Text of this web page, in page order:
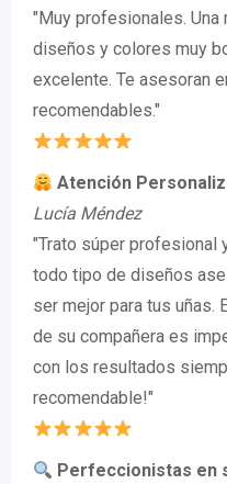
"Muy profesionales. Una
diseños y colores muy
excelente. Te asesoran
recomendables."
Atención
Lucía Méndez
"Trato súper profesional
todo tipo de diseños
ser mejor para tus uñas.
de su compañera es
con los resultados
recomendable!"
Perfeccionistas en